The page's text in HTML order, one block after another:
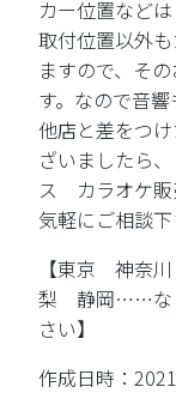
カー位置など
取付位置以外
ますので、そ
す。なので音響
他店と差をつ
ざいましたら
ス カラオケ販
気軽にご相談下
【東京 神
梨 静岡……な
さい】
作成日時：